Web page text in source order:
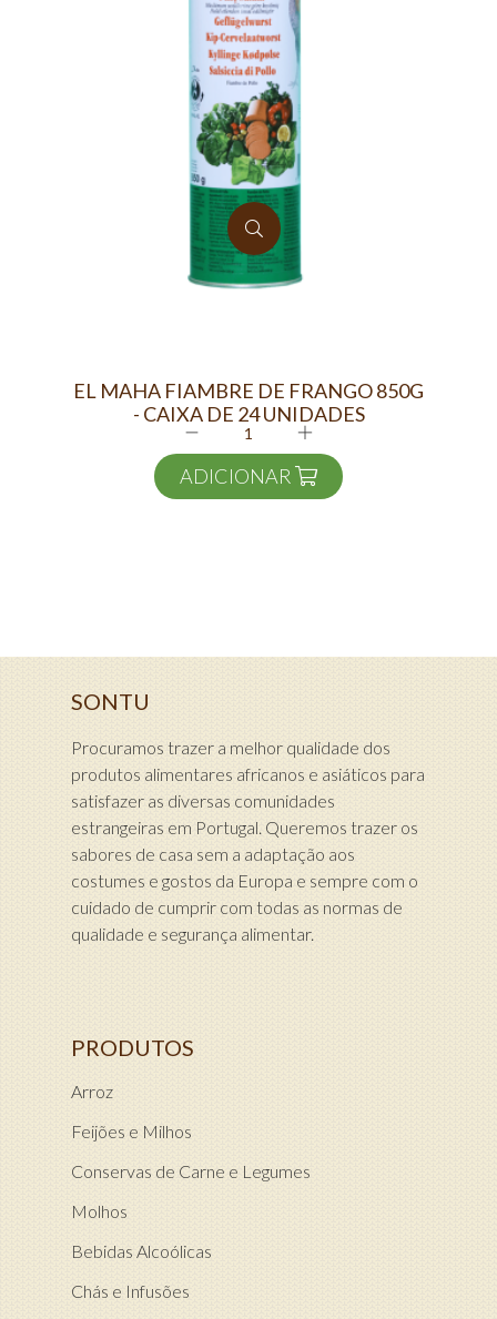
EL MAHA FIAMBRE DE FRANGO 850G
- CAIXA DE 24 UNIDADES
ADICIONAR
SONTU
Procuramos trazer a melhor qualidade dos
produtos alimentares africanos e asiáticos para
satisfazer as diversas comunidades
estrangeiras em Portugal. Queremos trazer os
sabores de casa sem a adaptação aos
costumes e gostos da Europa e sempre com o
cuidado de cumprir com todas as normas de
qualidade e segurança alimentar.
PRODUTOS
Arroz
Feijões e Milhos
Conservas de Carne e Legumes
Molhos
Bebidas Alcoólicas
Chás e Infusões